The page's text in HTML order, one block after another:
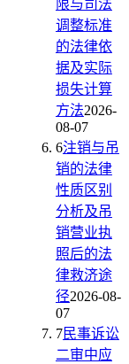
限与司法
调整标准
的法律依
据及实际
损失计算
方法2026-
08-07
6注销与吊
销的法律
性质区别
分析及吊
销营业执
照后的法
律救济途
径2026-08-
07
7民事诉讼
二审中应